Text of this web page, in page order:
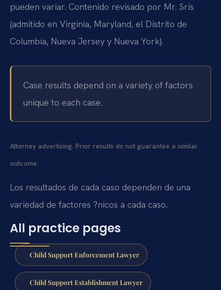
pueden variar. Contenido revisado por Mr. Sris
(admitido en Virginia, Maryland, el Distrito de
Columbia, Nueva Jersey y Nueva York).
Case results depend on a variety of factors
unique to each case.
Attorney advertising. Prior results do not guarantee a similar
outcome.
Los resultados de cada caso dependen de una
variedad de factores ?nicos a cada caso.
All practice pages
Child Support Enforcement Lawyer
Child Support Establishment Lawyer